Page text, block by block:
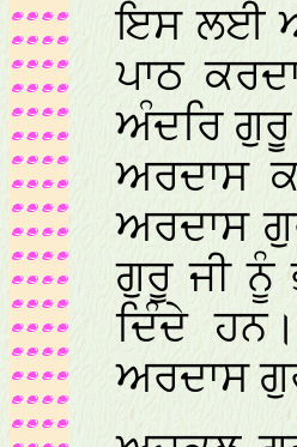
ਇਸ ਲਈ
ਪਾਠ
ਅੰਦਰਿ ਗੁਰੂ
ਅਰਦਾਸ
ਅਰਦਾਸ
ਗੁਰੂ ਜੀ ਨੂੰ
ਦਿੰਦੇ
ਅਰਦਾਸ